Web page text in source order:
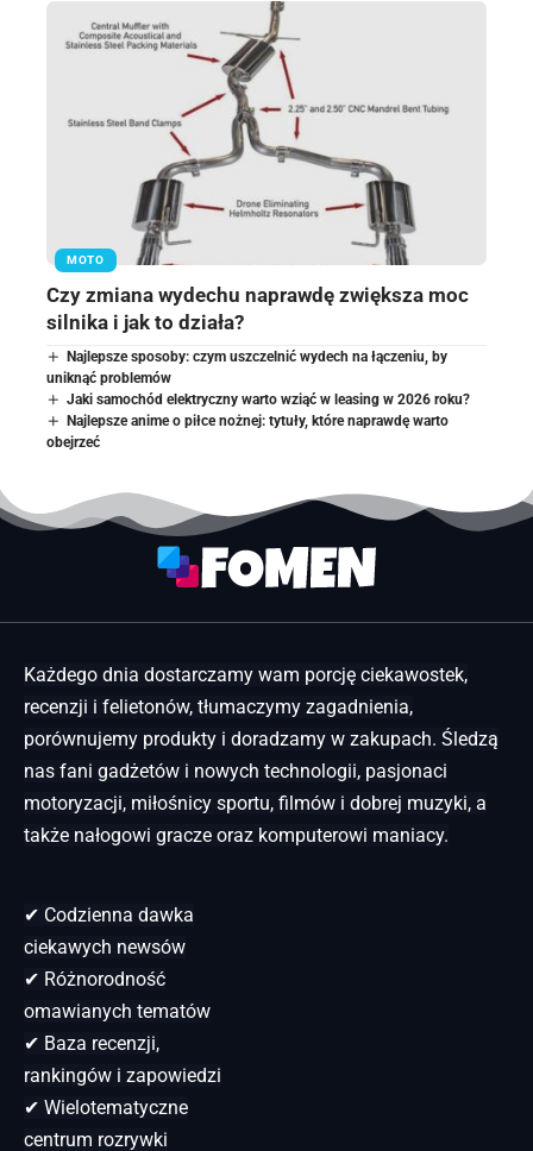
MOTO
Czy zmiana wydechu naprawdę zwiększa moc
silnika i jak to działa?
Najlepsze sposoby: czym uszczelnić wydech na łączeniu, by
uniknąć problemów
Jaki samochód elektryczny warto wziąć w leasing w 2026 roku?
Najlepsze anime o piłce nożnej: tytuły, które naprawdę warto
obejrzeć
Każdego dnia dostarczamy wam porcję ciekawostek,
recenzji i felietonów, tłumaczymy zagadnienia,
porównujemy produkty i doradzamy w zakupach. Śledzą
nas fani gadżetów i nowych technologii, pasjonaci
motoryzacji, miłośnicy sportu, filmów i dobrej muzyki, a
także nałogowi gracze oraz komputerowi maniacy.
✔ Codzienna dawka
ciekawych newsów
✔ Różnorodność
omawianych tematów
✔ Baza recenzji,
rankingów i zapowiedzi
✔ Wielotematyczne
centrum rozrywki